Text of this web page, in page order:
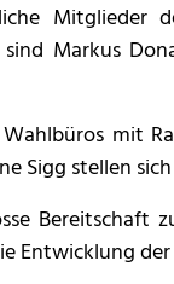
Mitglieder
Markus
mit
Sigg stellen
Bereitschaft
Entwicklung